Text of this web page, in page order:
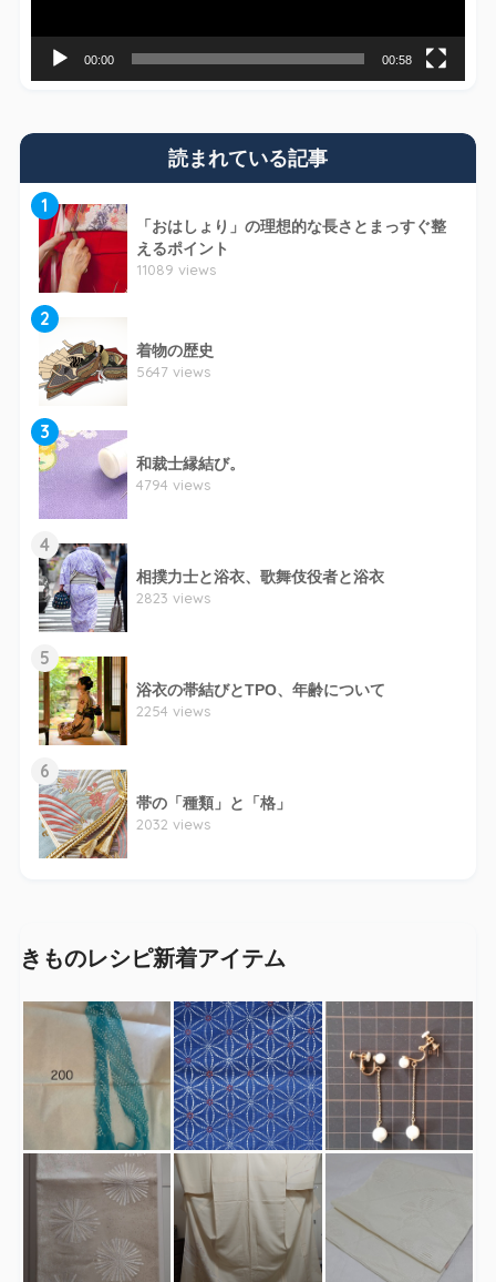
00:00 00:58
読まれている記事
1
「おはしょり」の理想的な長さとまっすぐ整
えるポイント
11089 views
2
着物の歴史
5647 views
3
和裁士縁結び。
4794 views
4
相撲力士と浴衣、歌舞伎役者と浴衣
2823 views
5
浴衣の帯結びとTPO、年齢について
2254 views
6
帯の「種類」と「格」
2032 views
きものレシピ新着アイテム